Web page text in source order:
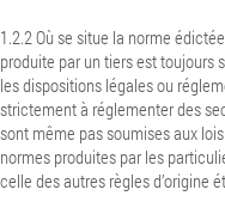
1.2.2 Où se situe la norme
produite par un tiers est toujours
les dispositions légales ou
strictement à réglementer des
sont même pas soumises aux
normes produites par les
celle des autres règles d’origine